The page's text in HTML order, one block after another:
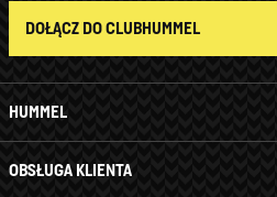
HUMMEL
OBSŁUGA KLIENTA
DOŁĄCZ DO CLUBHUMMEL